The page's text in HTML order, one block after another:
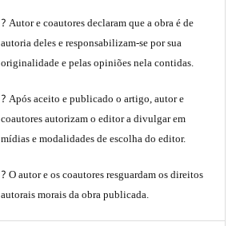
?Autor e coautores declaram que a obra é de
autoria deles e responsabilizam-se por sua
originalidade e pelas opiniões nela contidas.
?Após aceito e publicado o artigo, autor e
coautores autorizam o editor a divulgar em
mídias e modalidades de escolha do editor.
?O autor e os coautores resguardam os direitos
autorais morais da obra publicada.